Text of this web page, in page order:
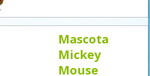
Mascota
Mickey
Mouse